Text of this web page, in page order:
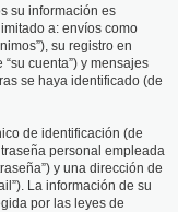
su información es
a: envíos como
su registro en
“su cuenta”) y mensajes
se haya identificado (de
de identificación (de
personal empleada
y una dirección de
La información de su
por las leyes de